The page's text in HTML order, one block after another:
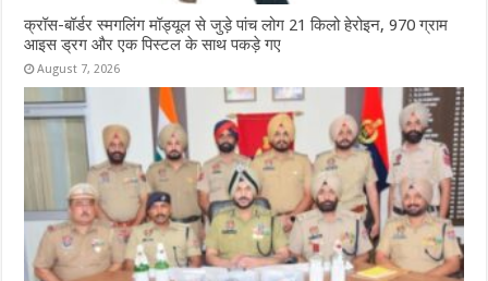
क्रॉस-बॉर्डर स्मगलिंग मॉड्यूल से जुड़े पांच लोग 21 किलो हेरोइन, 970 ग्राम
आइस ड्रग और एक पिस्टल के साथ पकड़े गए
August 7, 2026